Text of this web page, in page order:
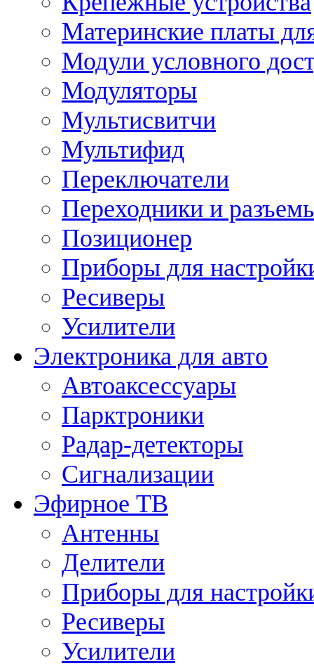
Материнские платы
Модули условного
Модуляторы
Мультисвитчи
Мультифид
Переключатели
Переходники и
Позиционер
Приборы для
Ресиверы
Усилители
Электроника для авто
Автоаксессуары
Парктроники
Радар-детекторы
Сигнализации
Эфирное ТВ
Антенны
Делители
Приборы для
Ресиверы
Усилители